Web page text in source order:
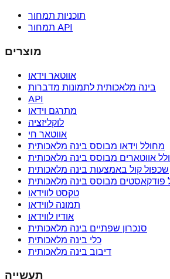
תוכניות תמחור
תמחור API
מוצרים
אווטאר וידאו
בינה מלאכותית לתמונות מדברות
API
מתרגם וידאו
לוקליזציה
אווטאר חי
מחולל וידאו מבוסס בינה מלאכותית
אווטארים מבוסס בינה מלאכותית
שכפול קול באמצעות בינה מלאכותית
פודקאסטים מבוסס בינה מלאכותית
טקסט לווידאו
תמונה לווידאו
אודיו לווידאו
סנכרון שפתיים בינה מלאכותית
כלי בינה מלאכותית
דיבוב בינה מלאכותית
תעשייה